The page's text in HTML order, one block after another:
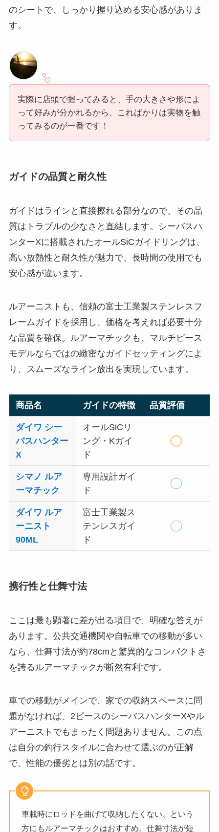
のシートで、しっかり握り込める安心感がありま
す。
実際に店頭で握ってみると、手の大きさや形によ
って好みが分かれるから、こればかりは実物を触
ってみるのが一番です！
ガイドの品質と耐久性
ガイドはラインと直接擦れる部分なので、その品
質はトラブルの少なさと直結します。シーバスハ
ンターXに搭載されたオールSiCガイドリングは、
高い放熱性と耐久性が魅力で、長時間の使用でも
安心感が違います。
ルアーニストも、信頼の富士工業製ステンレスフ
レームガイドを採用し、価格を考えれば必要十分
な品質を確保。ルアーマチックも、マルチピース
モデルならではの緻密なガイドセッティングによ
り、スムーズなライン放出を実現しています。
商品名 ガイドの特徴 品質評価
ダイワ シー
バスハンター
X
オールSiCリ
ング・Kガイ
ド
シマノ ルア
ーマチック
専用設計ガイ
ド
ダイワ ルア
ーニスト
90ML
富士工業製ス
テンレスガイ
ド
携行性と仕舞寸法
ここは最も顕著に差が出る項目で、明確な答えが
あります。公共交通機関や自転車での移動が多い
なら、仕舞寸法が約78cmと驚異的なコンパクトさ
を誇るルアーマチックが断然有利です。
車での移動がメインで、家での収納スペースに問
題がなければ、2ピースのシーバスハンターXやル
アーニストでもまったく問題ありません。この点
は自分の釣行スタイルに合わせて選ぶのが正解
で、性能の優劣とは別の話です。
車載時にロッドを曲げて収納したくない、という
方にもルアーマチックはおすすめ。仕舞寸法が短